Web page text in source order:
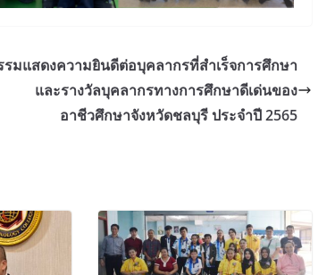
รมแสดงความยินดีต่อบุคลากรที่สำเร็จการศึกษา
และรางวัลบุคลากรทางการศึกษาดีเด่นของ
อาชีวศึกษาจังหวัดชลบุรี ประจำปี 2565